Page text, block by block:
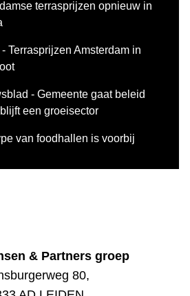
terrasprijzen opnieuw in
Terrasprijzen Amsterdam in
- Gemeente gaat beleid
een groeisector
van foodhallen is voorbij
& Partners groep
80,